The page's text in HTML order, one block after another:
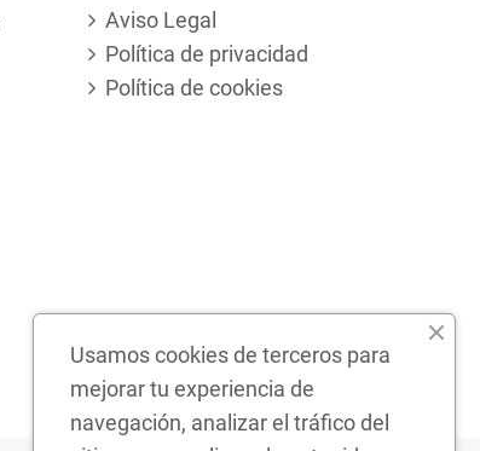
Aviso Legal
Política de privacidad
Política de cookies
Usamos cookies de terceros para
mejorar tu experiencia de
navegación, analizar el tráfico del